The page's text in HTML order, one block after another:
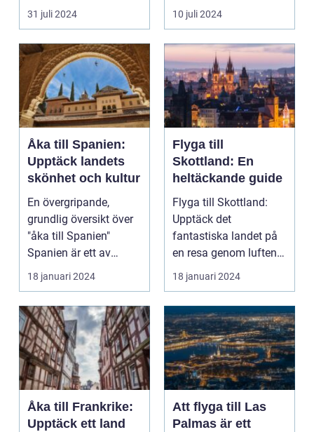
31 juli 2024 10 juli 2024
Åka till Spanien:
Upptäck landets
skönhet och kultur
En övergripande,
grundlig översikt över
"åka till Spanien"
Spanien är ett av
Europas mest
populära ...
18 januari 2024
Flyga till
Skottland: En
heltäckande guide
Flyga till Skottland:
Upptäck det
fantastiska landet på
en resa genom luften
Introduktion: Att flyg...
18 januari 2024
Åka till Frankrike:
Upptäck ett land
Att flyga till Las
Palmas är ett